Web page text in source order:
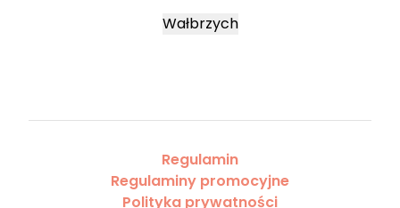
Wałbrzych
Regulamin
Regulaminy promocyjne
Polityka prywatności